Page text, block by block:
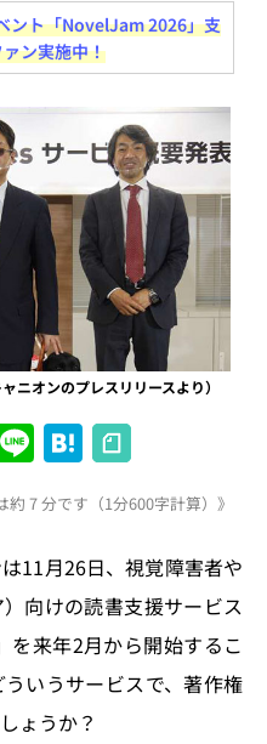
ント「NovelJam 2026」支
ン実施中！
ニオンのプレスリリースより）
Li
n
e
H
at
e
n
a
7 分です（1分600字計算）》
11月26日、視覚障害者や
向けの読書支援サービス
を来年2月から開始するこ
いうサービスで、著作権
ょうか？